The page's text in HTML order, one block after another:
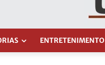
ENTRETENIMENTO